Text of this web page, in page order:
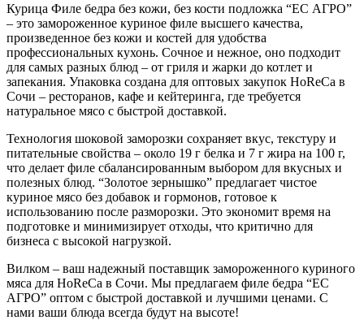
Курица Филе бедра без кожи, без кости подложка “ЕС АГРО”
– это замороженное куриное филе высшего качества,
произведенное без кожи и костей для удобства
профессиональных кухонь. Сочное и нежное, оно подходит
для самых разных блюд – от гриля и жарки до котлет и
запекания. Упаковка создана для оптовых закупок HoReCa в
Сочи – ресторанов, кафе и кейтеринга, где требуется
натуральное мясо с быстрой доставкой.
Технология шоковой заморозки сохраняет вкус, текстуру и
питательные свойства – около 19 г белка и 7 г жира на 100 г,
что делает филе сбалансированным выбором для вкусных и
полезных блюд. “Золотое зернышко” предлагает чистое
куриное мясо без добавок и гормонов, готовое к
использованию после разморозки. Это экономит время на
подготовке и минимизирует отходы, что критично для
бизнеса с высокой нагрузкой.
Вилком – ваш надежный поставщик замороженного куриного
мяса для HoReCa в Сочи. Мы предлагаем филе бедра “ЕС
АГРО” оптом с быстрой доставкой и лучшими ценами. С
нами ваши блюда всегда будут на высоте!